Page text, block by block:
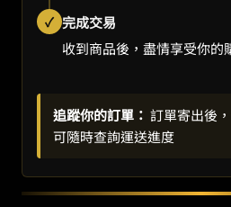
✓ 完成交易
收到商品後，盡情享受你的
追蹤你的訂單： 訂單寄出後
可隨時查詢運送進度